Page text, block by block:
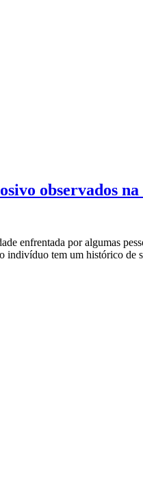
observados
enfrentada por algumas
indivíduo tem um histórico